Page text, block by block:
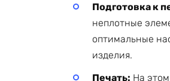
Подготовка к
неплотные
оптимальные
изделия.
Печать: На